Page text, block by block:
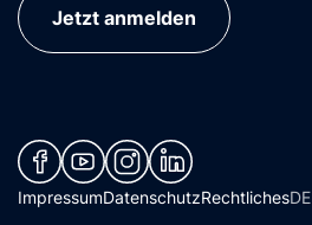
Jetzt anmelden
(neues Fenster)
(neues Fenster)
(neues Fenster)
(neues Fenster)
ImpressumDatenschutzRechtlichesDE